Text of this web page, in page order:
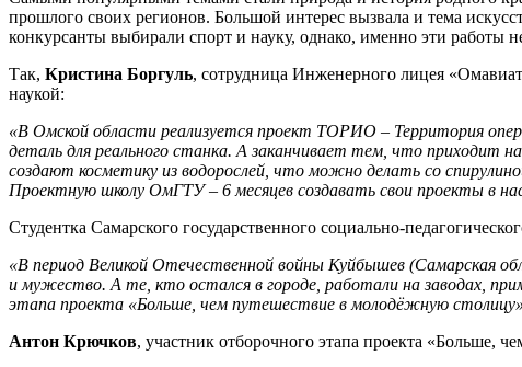
прошлого своих регионов. Большой интерес вызвала и тема
конкурсанты выбирали спорт и науку, однако, именно эти
Так, Кристина Боргуль, сотрудница Инженерного лицея
наукой:
«В Омской области реализуется проект ТОРИО – Территория
деталь для реального станка. А заканчивает тем, что приходит
создают косметику из водорослей, что можно делать со
Проектную школу ОмГТУ – 6 месяцев создавать свои проекты в
Студентка Самарского государственного социально-
«В период Великой Отечественной войны Куйбышев (Самарская
и мужество. А те, кто остался в городе, работали на заводах,
этапа проекта «Больше, чем путешествие в молодёжную
Антон Крючков, участник отборочного этапа проекта «Больше,